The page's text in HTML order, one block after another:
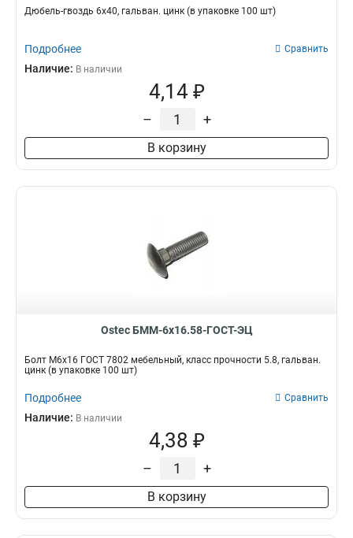
Дюбель-гвоздь 6х40, гальван. цинк (в упаковке 100 шт)
Подробнее Сравнить
Наличие: В наличии
4,14 ₽
– +
В корзину
Ostec БММ-6х16.58-ГОСТ-ЭЦ
Болт М6х16 ГОСТ 7802 мебельный, класс прочности 5.8, гальван.
цинк (в упаковке 100 шт)
Подробнее Сравнить
Наличие: В наличии
4,38 ₽
– +
В корзину